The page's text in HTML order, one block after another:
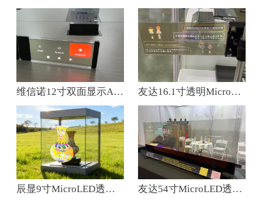
维信诺12寸双面显示AMOLED透明屏 友达16.1寸透明MicroLED
辰显9寸MicroLED透明屏 友达54寸MicroLED透明屏